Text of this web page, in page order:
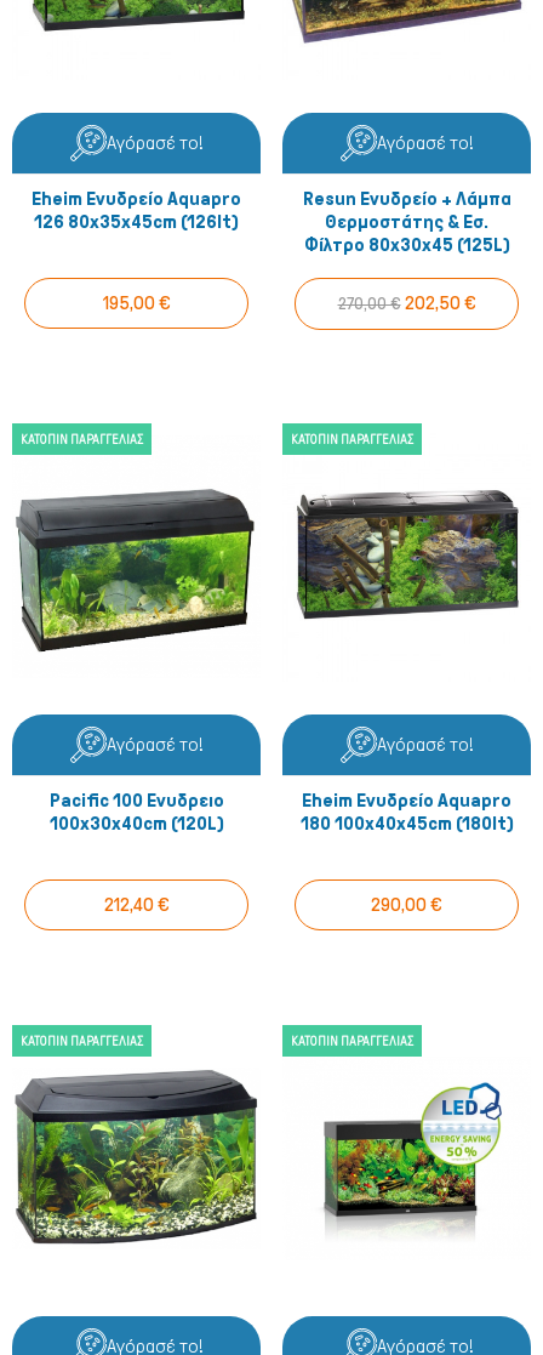
Αγόρασέ το!
Eheim Ενυδρείο Aquapro
126 80x35x45cm (126lt)
195,00 €
Αγόρασέ το!
Resun Ενυδρείο + Λάμπα
Θερμοστάτης & Εσ.
Φίλτρο 80x30x45 (125L)
270,00 € 202,50 €
ΚΑΤΌΠΙΝ ΠΑΡΑΓΓΕΛΊΑΣ
Αγόρασέ το!
Pacific 100 Ενυδρειο
100x30x40cm (120L)
212,40 €
ΚΑΤΌΠΙΝ ΠΑΡΑΓΓΕΛΊΑΣ
Αγόρασέ το!
Eheim Ενυδρείο Aquapro
180 100x40x45cm (180lt)
290,00 €
ΚΑΤΌΠΙΝ ΠΑΡΑΓΓΕΛΊΑΣ
Αγόρασέ το!
ΚΑΤΌΠΙΝ ΠΑΡΑΓΓΕΛΊΑΣ
Αγόρασέ το!